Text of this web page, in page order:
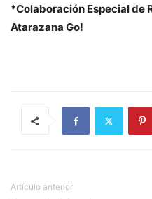
*Colaboración Especial de
Atarazana Go!
Artículo anterior